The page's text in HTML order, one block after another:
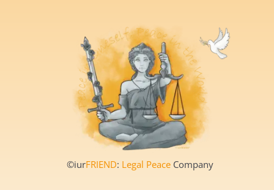
©iurFRIEND: Legal Peace Company